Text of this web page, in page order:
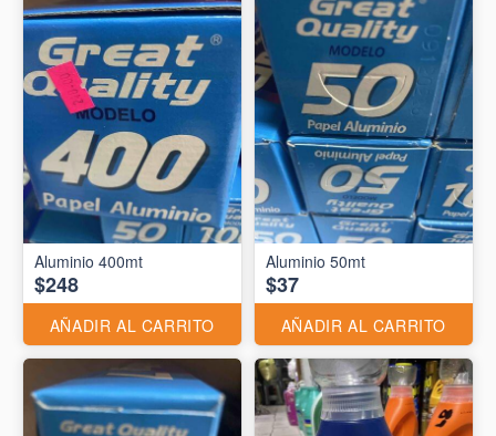
Aluminio 400mt
$248
AÑADIR AL CARRITO
Aluminio 50mt
$37
AÑADIR AL CARRITO